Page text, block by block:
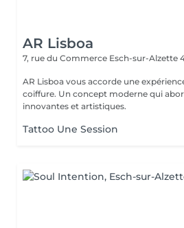
AR Lisboa
7, rue du Commerce Esch-sur-Alzette
AR Lisboa vous accorde une
coiffure. Un concept moderne qui
innovantes et artistiques.
Tattoo Une Session